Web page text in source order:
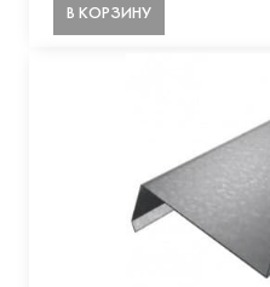
В КОРЗИНУ